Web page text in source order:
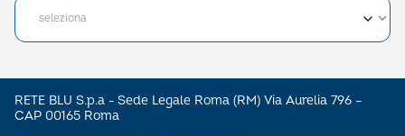
RETE BLU S.p.a - Sede Legale Roma (RM) Via Aurelia 796 –
CAP 00165 Roma